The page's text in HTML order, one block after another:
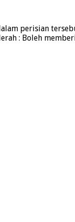
dalam perisian
: Boleh